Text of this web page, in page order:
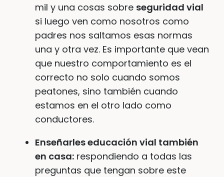
mil y una cosas sobre seguridad vial
si luego ven como nosotros como
padres nos saltamos esas normas
una y otra vez. Es importante que vean
que nuestro comportamiento es el
correcto no solo cuando somos
peatones, sino también cuando
estamos en el otro lado como
conductores.
Enseñarles educación vial también
en casa: respondiendo a todas las
preguntas que tengan sobre este